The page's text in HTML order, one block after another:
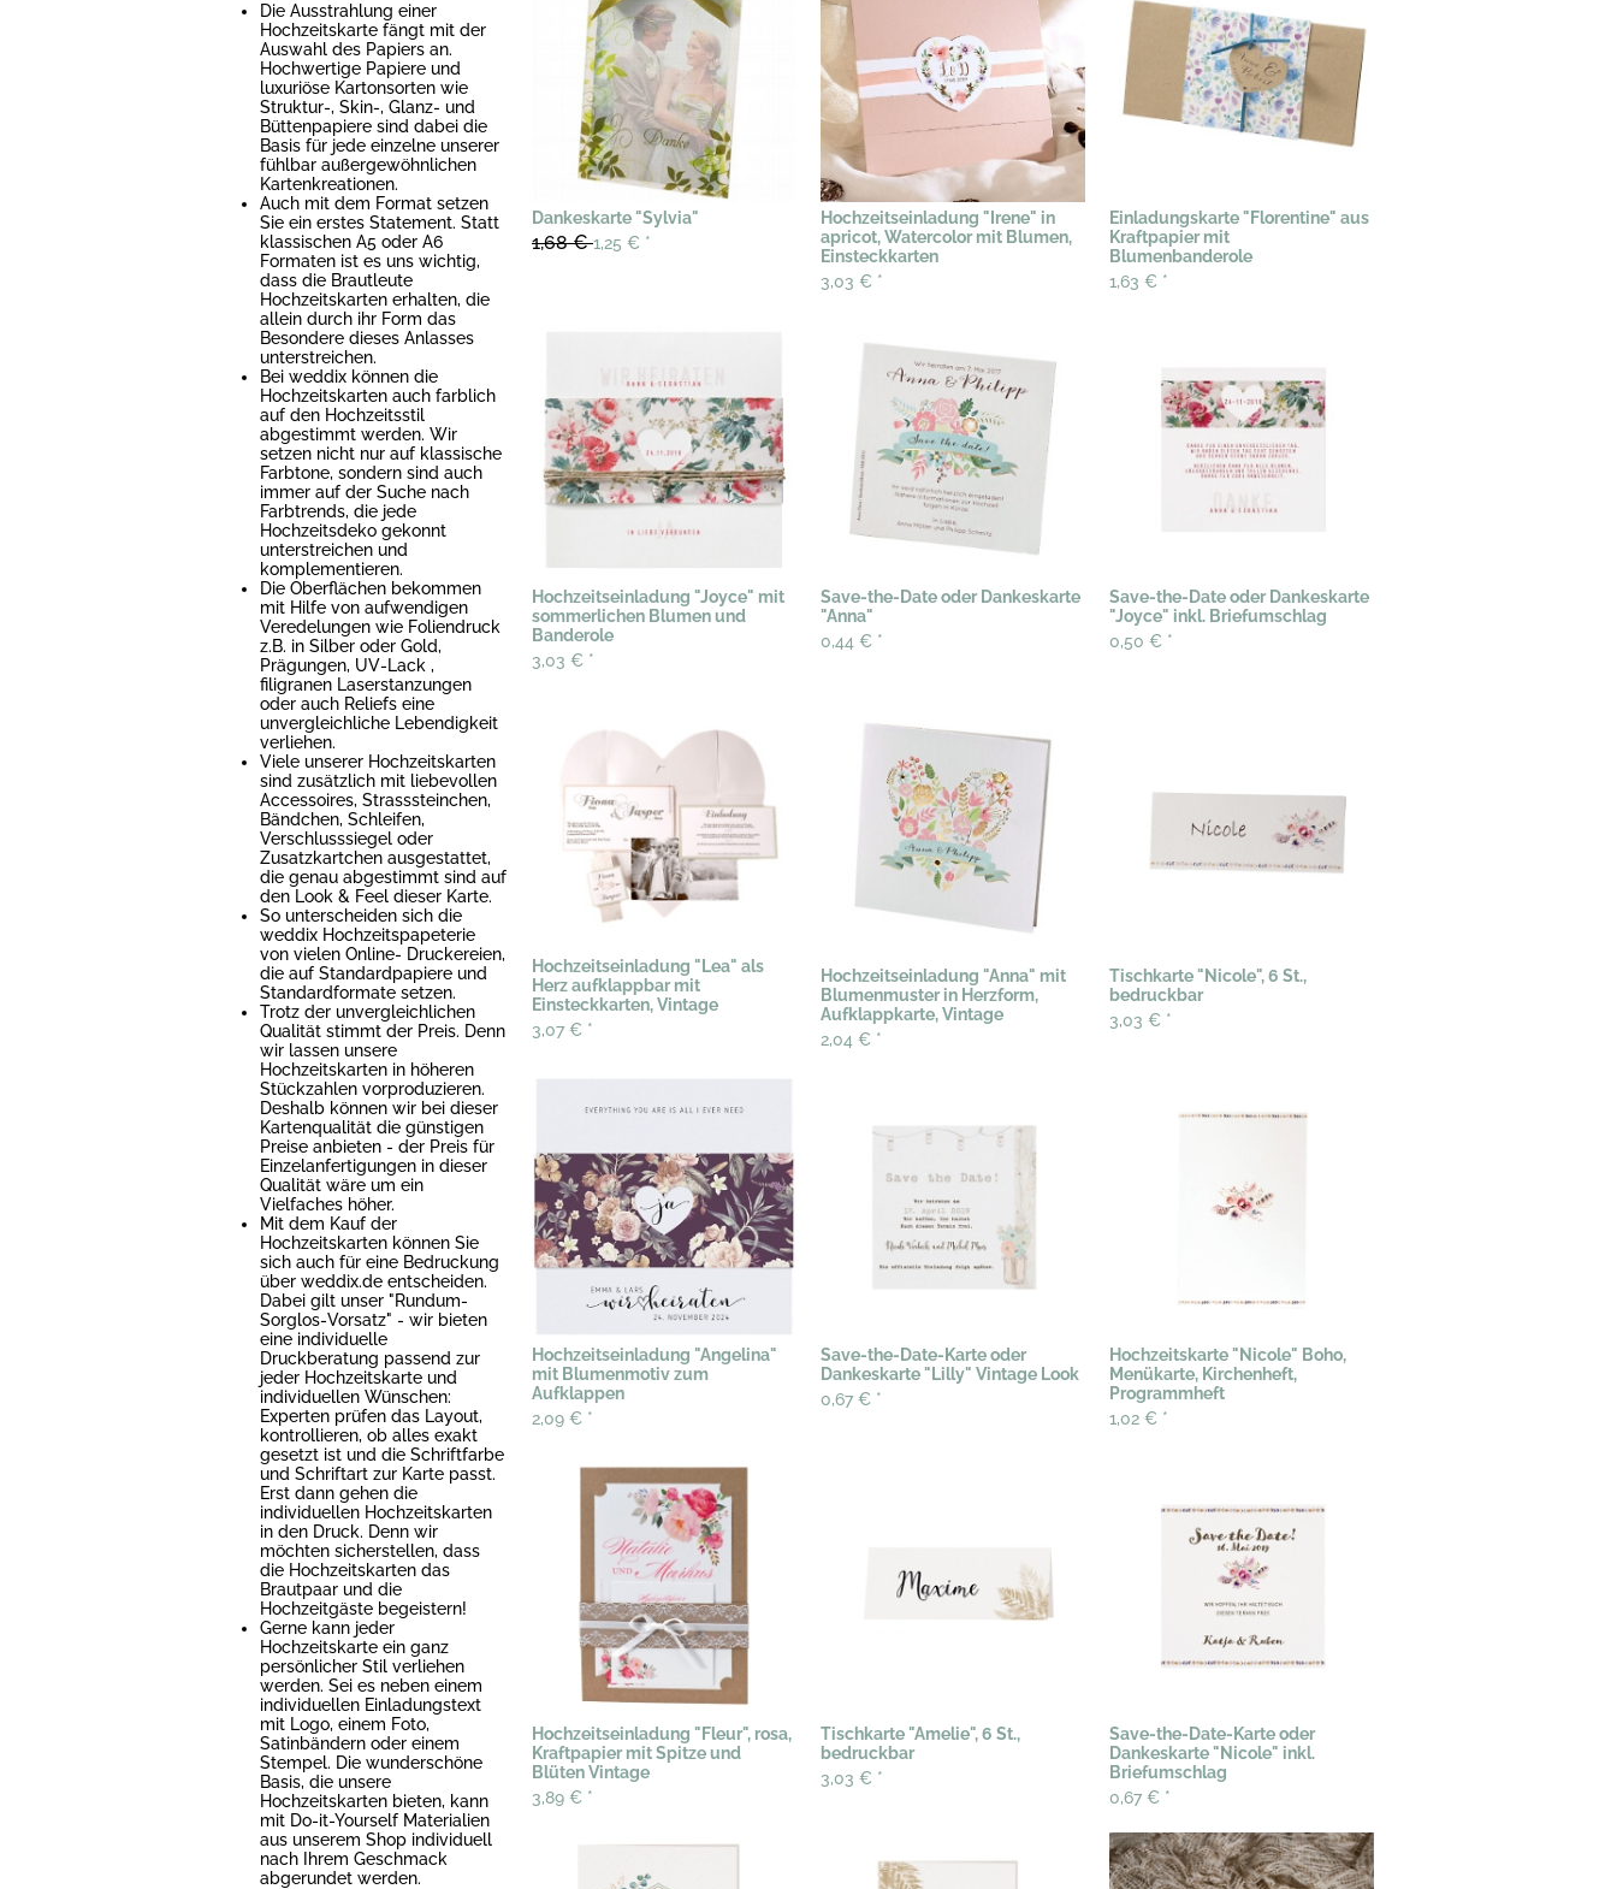
Die Ausstrahlung einer
Hochzeitskarte fängt mit der
Auswahl des Papiers an.
Hochwertige Papiere und
luxuriöse Kartonsorten wie
Struktur-, Skin-, Glanz- und
Büttenpapiere sind dabei die
Basis für jede einzelne unserer
fühlbar außergewöhnlichen
Kartenkreationen.
Auch mit dem Format setzen
Sie ein erstes Statement. Statt
klassischen A5 oder A6
Formaten ist es uns wichtig,
dass die Brautleute
Hochzeitskarten erhalten, die
allein durch ihr Form das
Besondere dieses Anlasses
unterstreichen.
Bei weddix können die
Hochzeitskarten auch farblich
auf den Hochzeitsstil
abgestimmt werden. Wir
setzen nicht nur auf klassische
Farbtone, sondern sind auch
immer auf der Suche nach
Farbtrends, die jede
Hochzeitsdeko gekonnt
unterstreichen und
komplementieren.
Die Oberflächen bekommen
mit Hilfe von aufwendigen
Veredelungen wie Foliendruck
z.B. in Silber oder Gold,
Prägungen, UV-Lack ,
filigranen Laserstanzungen
oder auch Reliefs eine
unvergleichliche Lebendigkeit
verliehen.
Viele unserer Hochzeitskarten
sind zusätzlich mit liebevollen
Accessoires, Strasssteinchen,
Bändchen, Schleifen,
Verschlusssiegel oder
Zusatzkartchen ausgestattet,
die genau abgestimmt sind auf
den Look & Feel dieser Karte.
So unterscheiden sich die
weddix Hochzeitspapeterie
von vielen Online- Druckereien,
die auf Standardpapiere und
Standardformate setzen.
Trotz der unvergleichlichen
Qualität stimmt der Preis. Denn
wir lassen unsere
Hochzeitskarten in höheren
Stückzahlen vorproduzieren.
Deshalb können wir bei dieser
Kartenqualität die günstigen
Preise anbieten - der Preis für
Einzelanfertigungen in dieser
Qualität wäre um ein
Vielfaches höher.
Mit dem Kauf der
Hochzeitskarten können Sie
sich auch für eine Bedruckung
über weddix.de entscheiden.
Dabei gilt unser "Rundum-
Sorglos-Vorsatz" - wir bieten
eine individuelle
Druckberatung passend zur
jeder Hochzeitskarte und
individuellen Wünschen:
Experten prüfen das Layout,
kontrollieren, ob alles exakt
gesetzt ist und die Schriftfarbe
und Schriftart zur Karte passt.
Erst dann gehen die
individuellen Hochzeitskarten
in den Druck. Denn wir
möchten sicherstellen, dass
die Hochzeitskarten das
Brautpaar und die
Hochzeitgäste begeistern!
Gerne kann jeder
Hochzeitskarte ein ganz
persönlicher Stil verliehen
werden. Sei es neben einem
individuellen Einladungstext
mit Logo, einem Foto,
Satinbändern oder einem
Stempel. Die wunderschöne
Basis, die unsere
Hochzeitskarten bieten, kann
mit Do-it-Yourself Materialien
aus unserem Shop individuell
nach Ihrem Geschmack
abgerundet werden.
Dankeskarte "Sylvia"
1,68 €1,25 € *
Hochzeitseinladung "Irene" in
apricot, Watercolor mit Blumen,
Einsteckkarten
3,03 € *
Einladungskarte "Florentine" aus
Kraftpapier mit
Blumenbanderole
1,63 € *
Hochzeitseinladung "Joyce" mit
sommerlichen Blumen und
Banderole
3,03 € *
Save-the-Date oder Dankeskarte
"Anna"
0,44 € *
Save-the-Date oder Dankeskarte
"Joyce" inkl. Briefumschlag
0,50 € *
Hochzeitseinladung "Lea" als
Herz aufklappbar mit
Einsteckkarten, Vintage
3,07 € *
Hochzeitseinladung "Anna" mit
Blumenmuster in Herzform,
Aufklappkarte, Vintage
2,04 € *
Tischkarte "Nicole", 6 St.,
bedruckbar
3,03 € *
Hochzeitseinladung "Angelina"
mit Blumenmotiv zum
Aufklappen
2,09 € *
Save-the-Date-Karte oder
Dankeskarte "Lilly" Vintage Look
0,67 € *
Hochzeitskarte "Nicole" Boho,
Menükarte, Kirchenheft,
Programmheft
1,02 € *
Hochzeitseinladung "Fleur", rosa,
Kraftpapier mit Spitze und
Blüten Vintage
3,89 € *
Tischkarte "Amelie", 6 St.,
bedruckbar
3,03 € *
Save-the-Date-Karte oder
Dankeskarte "Nicole" inkl.
Briefumschlag
0,67 € *